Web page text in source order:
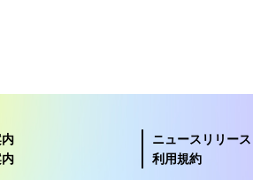
ニュースリリース
利用規約